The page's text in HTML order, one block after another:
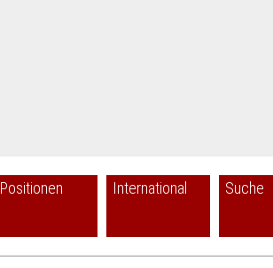
Positionen International Suche